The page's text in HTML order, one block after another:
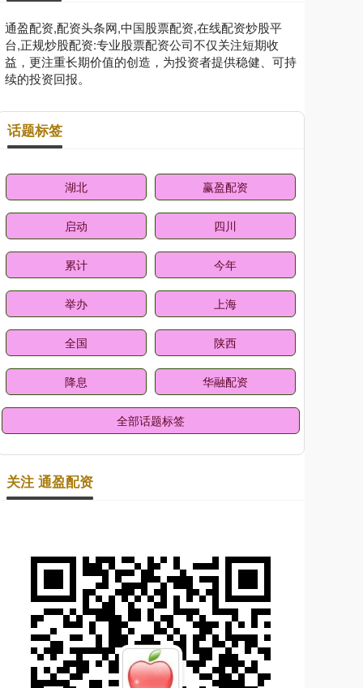
通盈配资,配资头条网,中国股票配资,在线配资炒股平
台,正规炒股配资:专业股票配资公司不仅关注短期收
益，更注重长期价值的创造，为投资者提供稳健、可持
续的投资回报。
话题标签
湖北 赢盈配资
启动 四川
累计 今年
举办 上海
全国 陕西
降息 华融配资
全部话题标签
关注 通盈配资